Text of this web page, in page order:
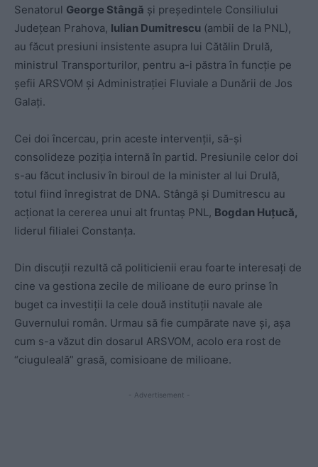
Senatorul George Stângă și președintele Consiliului
Județean Prahova, Iulian Dumitrescu (ambii de la PNL),
au făcut presiuni insistente asupra lui Cătălin Drulă,
ministrul Transporturilor, pentru a-i păstra în funcție pe
șefii ARSVOM și Administrației Fluviale a Dunării de Jos
Galați.
Cei doi încercau, prin aceste intervenții, să-și
consolideze poziția internă în partid. Presiunile celor doi
s-au făcut inclusiv în biroul de la minister al lui Drulă,
totul fiind înregistrat de DNA. Stângă și Dumitrescu au
acționat la cererea unui alt fruntaș PNL, Bogdan Huțucă,
liderul filialei Constanța.
Din discuții rezultă că politicienii erau foarte interesați de
cine va gestiona zecile de milioane de euro prinse în
buget ca investiții la cele două instituții navale ale
Guvernului român. Urmau să fie cumpărate nave și, așa
cum s-a văzut din dosarul ARSVOM, acolo era rost de
“ciuguleală” grasă, comisioane de milioane.
- Advertisement -